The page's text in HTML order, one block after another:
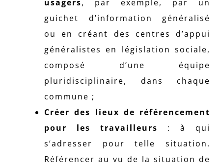
usagers, par exemple, par un
guichet d’information généralisé
ou en créant des centres d’appui
généralistes en législation sociale,
composé d’une équipe
pluridisciplinaire, dans chaque
commune ;
Créer des lieux de référencement
pour les travailleurs : à qui
s’adresser pour telle situation.
Référencer au vu de la situation de